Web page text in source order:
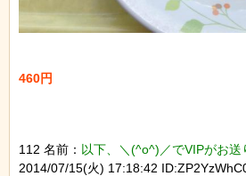
112 名前： 以下、＼(^o^)／でVIPがお送
2014/07/15(火) 17:18:42